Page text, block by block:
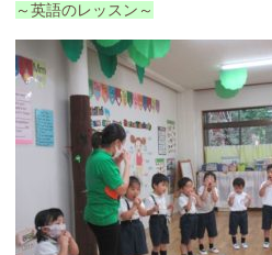
～英語のレッスン～